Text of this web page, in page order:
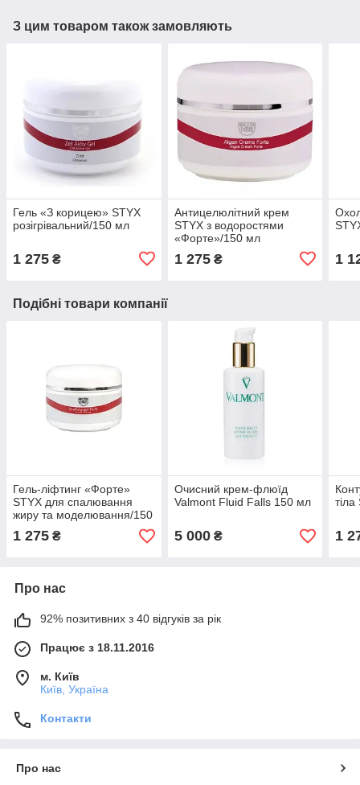
З цим товаром також замовляють
Гель «З корицею» STYX
розігрівальний/150 мл
1 275 ₴
Антицелюлітний крем
STYX з водоростями
«Форте»/150 мл
1 275₴ 1
Подібні товари компанії
Гель-ліфтинг «Форте»
STYX для спалювання
жиру та моделювання/150
мл
1 275 ₴
Очисний крем-флюїд
Valmont Fluid Falls 150 мл
5 000₴ 1
Про нас
92% позитивних з 40 відгуків за рік
Працює з 18.11.2016
м. Київ
Київ, Україна
Контакти
Про нас